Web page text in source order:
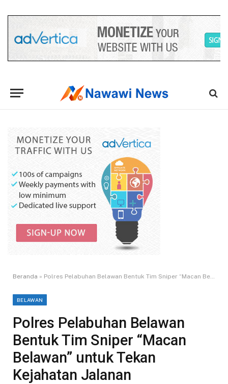
Beranda » Polres Pelabuhan Belawan Bentuk Tim Sniper “Macan Belawan” untuk Tekan Kejahatan Jalanan
BELAWAN
Polres Pelabuhan Belawan
Bentuk Tim Sniper “Macan
Belawan” untuk Tekan
Kejahatan Jalanan